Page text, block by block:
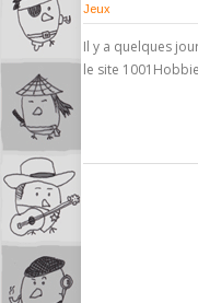
Jeux
Il y a quelques
le site